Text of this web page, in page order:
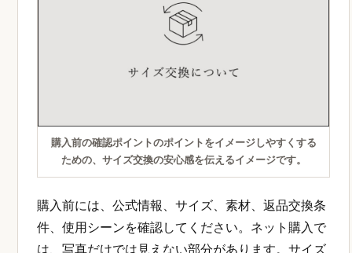
購入前の確認ポイントのポイントをイメージしやすくする
ための、サイズ交換の安心感を伝えるイメージです。
購入前には、公式情報、サイズ、素材、返品交換条
件、使用シーンを確認してください。ネット購入で
は、写真だけでは見えない部分があります。サイズ